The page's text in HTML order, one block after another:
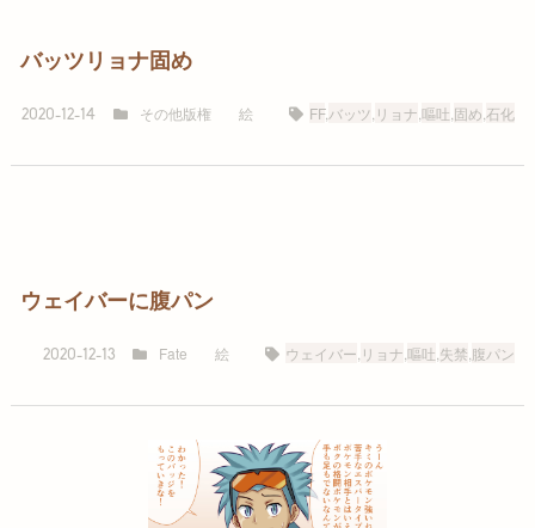
バッツリョナ固め
2020-12-14 その他版権 絵 FF,バッツ リョナ ,嘔吐 固め ,石化
ウェイバーに腹パン
2020-12-13 Fate 絵 ウェイバー リョナ ,嘔吐 失禁 腹パン